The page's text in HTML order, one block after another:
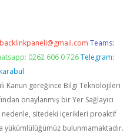
backlinkpaneli@gmail.com Teams:
0262 606 0 726 Telegram:
Kanun gereğince Bilgi Teknolojileri
onaylanmış bir Yer Sağlayıcı
sitedeki içerikleri proaktif
yükümlülüğümüz bulunmamaktadır.